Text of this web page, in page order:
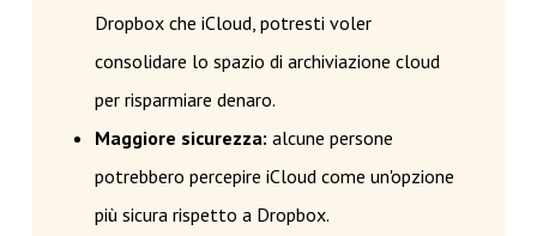
Dropbox che iCloud, potresti voler
consolidare lo spazio di archiviazione cloud
per risparmiare denaro.
Maggiore sicurezza: alcune persone
potrebbero percepire iCloud come un'opzione
più sicura rispetto a Dropbox.